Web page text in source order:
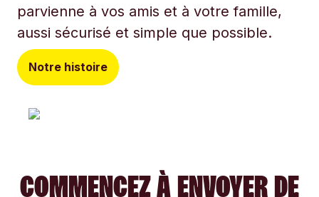
parvienne à vos amis et à votre famille,
aussi sécurisé et simple que possible.
Notre histoire
COMMENCEZ À ENVOYER DE